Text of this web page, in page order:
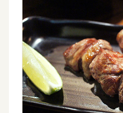
資
源
免
費
圖